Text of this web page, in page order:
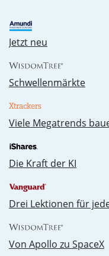
Jetzt neu
Schwellenmärkte
Vie­le Me­ga­trends
Die Kraft der KI
Drei Lektionen für
Von Apollo zu SpaceX